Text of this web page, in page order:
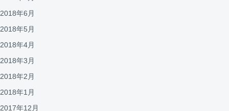
2018年6月
2018年5月
2018年4月
2018年3月
2018年2月
2018年1月
2017年12月